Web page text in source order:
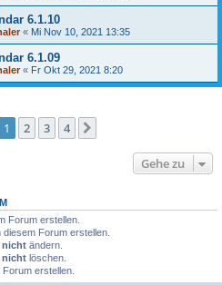
6.1.10
« Mi Nov 10, 2021 13:35
6.1.09
« Fr Okt 29, 2021 8:20
1 2 3 4
Gehe zu
Forum erstellen.
Forum erstellen.
nicht ändern.
nicht löschen.
erstellen.